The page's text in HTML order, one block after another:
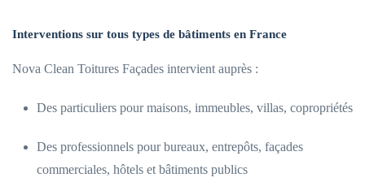
Interventions sur tous types de bâtiments en France
Nova Clean Toitures Façades intervient auprès :
Des particuliers pour maisons, immeubles, villas, copropriétés
Des professionnels pour bureaux, entrepôts, façades
commerciales, hôtels et bâtiments publics